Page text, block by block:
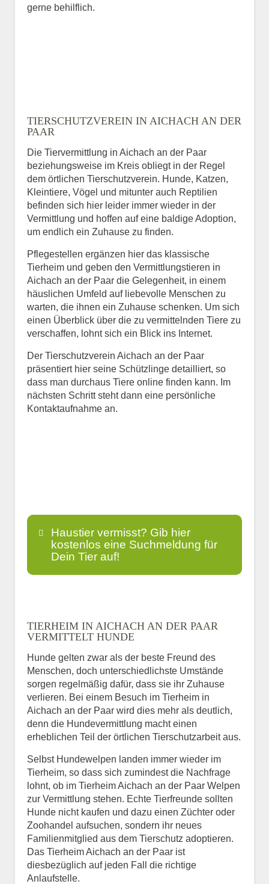
gerne behilflich.
TIERSCHUTZVEREIN IN AICHACH AN DER
PAAR
Die Tiervermittlung in Aichach an der Paar
beziehungsweise im Kreis obliegt in der Regel
dem örtlichen Tierschutzverein. Hunde, Katzen,
Kleintiere, Vögel und mitunter auch Reptilien
befinden sich hier leider immer wieder in der
Vermittlung und hoffen auf eine baldige Adoption,
um endlich ein Zuhause zu finden.
Pflegestellen ergänzen hier das klassische
Tierheim und geben den Vermittlungstieren in
Aichach an der Paar die Gelegenheit, in einem
häuslichen Umfeld auf liebevolle Menschen zu
warten, die ihnen ein Zuhause schenken. Um sich
einen Überblick über die zu vermittelnden Tiere zu
verschaffen, lohnt sich ein Blick ins Internet.
Der Tierschutzverein Aichach an der Paar
präsentiert hier seine Schützlinge detailliert, so
dass man durchaus Tiere online finden kann. Im
nächsten Schritt steht dann eine persönliche
Kontaktaufnahme an.
Haustier vermisst? Gib hier
kostenlos eine Suchmeldung für
Dein Tier auf!
E-Mail*
Informationen über das
Tier.
Art des Tiers*
TIERHEIM IN AICHACH AN DER PAAR
VERMITTELT HUNDE
Hunde gelten zwar als der beste Freund des
Menschen, doch unterschiedlichste Umstände
sorgen regelmäßig dafür, dass sie ihr Zuhause
verlieren. Bei einem Besuch im Tierheim in
Aichach an der Paar wird dies mehr als deutlich,
denn die Hundevermittlung macht einen
erheblichen Teil der örtlichen Tierschutzarbeit aus.
Selbst Hundewelpen landen immer wieder im
Tierheim, so dass sich zumindest die Nachfrage
lohnt, ob im Tierheim Aichach an der Paar Welpen
zur Vermittlung stehen. Echte Tierfreunde sollten
Hunde nicht kaufen und dazu einen Züchter oder
Zoohandel aufsuchen, sondern ihr neues
Familienmitglied aus dem Tierschutz adoptieren.
Das Tierheim Aichach an der Paar ist
diesbezüglich auf jeden Fall die richtige
Anlaufstelle.